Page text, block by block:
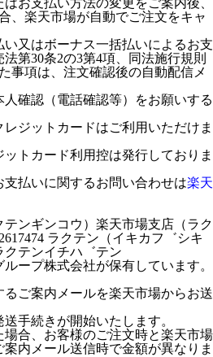
お支払い方法の変更をご案内後、
、楽天市場が自動でご注文をキャ
又はボーナス一括払いによるお支
第30条2の3第4項、同法施行規則
事項は、注文確認後の自動配信メ
確認（電話確認等）をお願いする
ジットカードはご利用いただけま
トカード利用控は発行しておりま
払いに関するお問い合わせは楽天
テンギンコウ）楽天市場支店（ラク
ラクテン（イキカフ゛シキ
クテンイチハ゛テン
ープ株式会社が保有しています。
ご案内メールを楽天市場からお送
手続きが開始いたします。
合、お客様のご注文時と楽天市場
内メール送信時で金額が異なりま